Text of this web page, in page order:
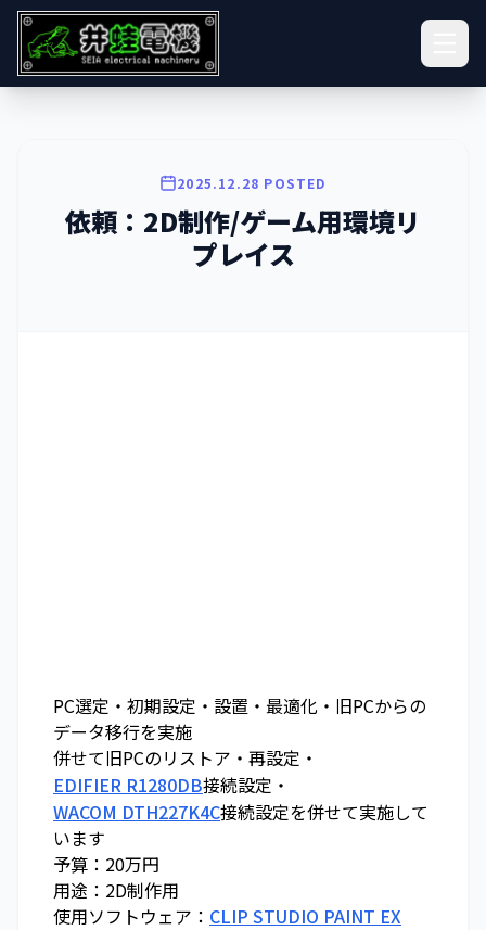
2025.12.28 POSTED
依頼：2D制作/ゲーム用環境リ
プレイス
PC選定・初期設定・設置・最適化・旧PCからの
データ移行を実施
併せて旧PCのリストア・再設定・
EDIFIER R1280DB接続設定・
WACOM DTH227K4C接続設定を併せて実施して
います
予算：20万円
用途：2D制作用
使用ソフトウェア： CLIP STUDIO PAINT EX